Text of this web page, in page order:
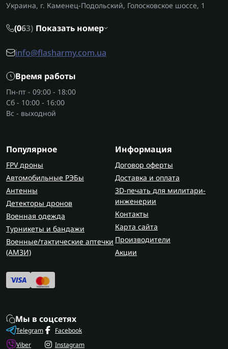
Украина, г. Каменец-Подольский, Голосковское шоссе, 1
(063) Показать номер
info@flasharmy.com.ua
Время работы
Пн-пт - 09:00 - 18:00
Сб - 10:00 - 16:00
Вс - выходной
Популярное
FPV дроны
Автомобильные РЭБы
Антенны
Детекторы дронов
Военная одежда
Турникеты и бандажи
Военные/тактические аптечки
(AMЗИ)
Информация
Договор оферты
Доставка и оплата
3D-печать для милитари-
инженерии
Контакты
Карта сайта
Производители
Акции
Мы в соцсетях
Telegram
Viber
Facebook
Instagram